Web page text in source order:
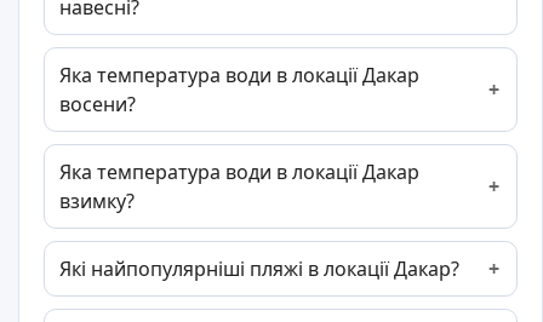
навесні?
Яка температура води в локації Дакар
восени?
Яка температура води в локації Дакар
взимку?
Які найпопулярніші пляжі в локації Дакар?